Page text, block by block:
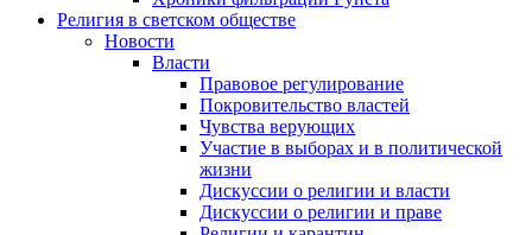
Религия в светском обществе
Новости
Власти
Правовое регулирование
Покровительство властей
Чувства верующих
Участие в выборах и в политической
жизни
Дискуссии о религии и власти
Дискуссии о религии и праве